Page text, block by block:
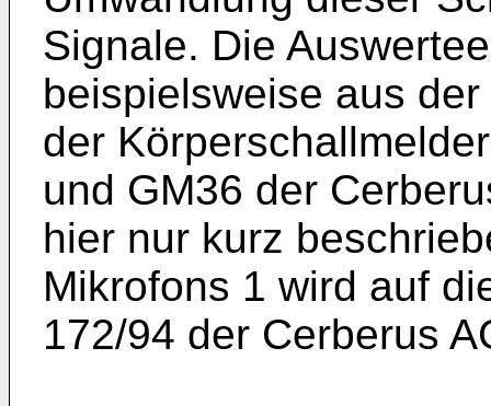
Signale. Die
beispielsweise aus
der
und GM36 der
hier nur kurz
Mikrofons 1 wird auf
172/94 der Cerberus